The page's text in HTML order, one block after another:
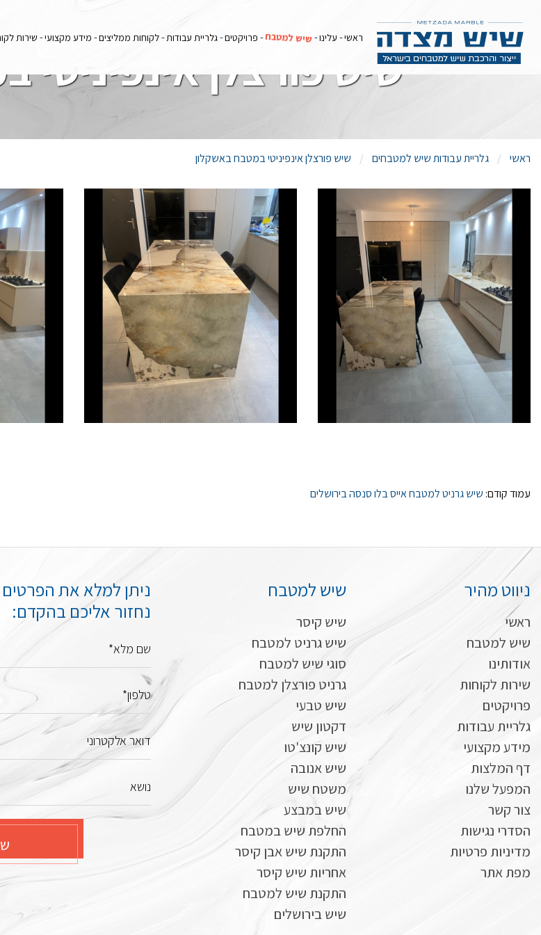
ראשי עלינו שיש למטבח פרויקטים גלריית עבודות לקוחות ממליצים מידע מקצועי שירות
שיש פורצלן
ראשי גלריית עבודות שיש למטבחים שיש פורצלן אינפיניטי במטבח באשקלון
עמוד קודם: שיש גרניט למטבח אייס בלו סנסה בירושלים
ניווט מהיר
ראשי
שיש למטבח
אודותינו
שירות לקוחות
פרויקטים
גלריית עבודות
מידע מקצועי
דף המלצות
המפעל שלנו
צור קשר
הסדרי נגישות
מדיניות פרטיות
מפת אתר
שיש למטבח
שיש קיסר
שיש גרניט למטבח
סוגי שיש למטבח
גרניט פורצלן למטבח
שיש טבעי
דקטון שיש
שיש קונצ'טו
שיש אנובה
משטח שיש
שיש במבצע
החלפת שיש במטבח
התקנת שיש אבן קיסר
אחריות שיש קיסר
התקנת שיש למטבח
שיש בירושלים
ניתן למלא את הפרטים
נחזור אליכם בהקדם:
שם מלא*
טלפון*
דואר אלקטרוני
נושא